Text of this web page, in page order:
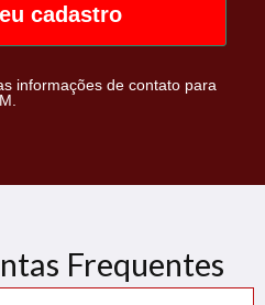
cadastro
informações de contato para
Frequentes